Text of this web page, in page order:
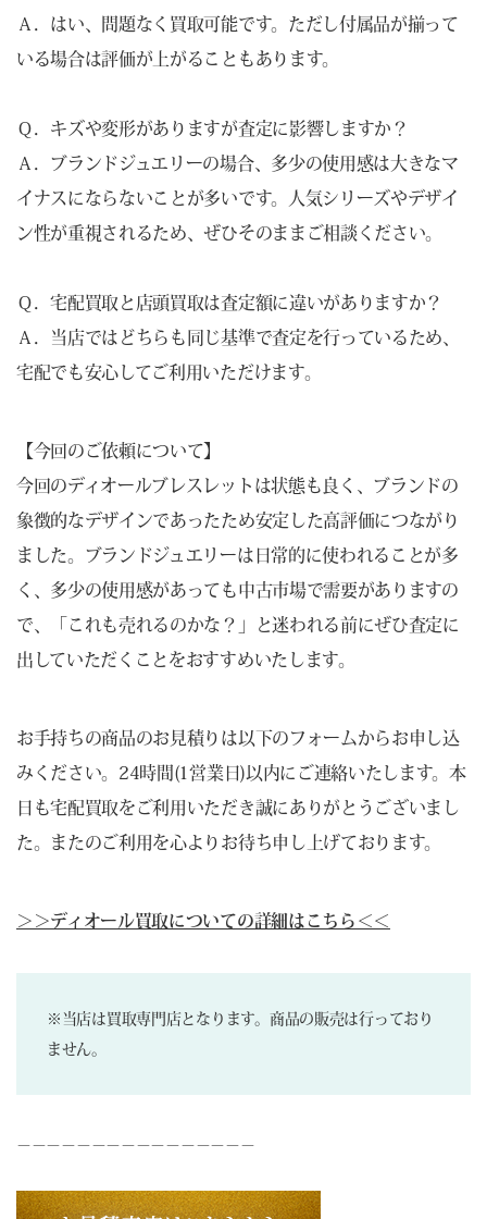
Ａ．はい、問題なく買取可能です。ただし付属品が揃って
いる場合は評価が上がることもあります。
Ｑ．キズや変形がありますが査定に影響しますか？
Ａ．ブランドジュエリーの場合、多少の使用感は大きなマ
イナスにならないことが多いです。人気シリーズやデザイ
ン性が重視されるため、ぜひそのままご相談ください。
Ｑ．宅配買取と店頭買取は査定額に違いがありますか？
Ａ．当店ではどちらも同じ基準で査定を行っているため、
宅配でも安心してご利用いただけます。
【今回のご依頼について】
今回のディオールブレスレットは状態も良く、ブランドの
象徴的なデザインであったため安定した高評価につながり
ました。ブランドジュエリーは日常的に使われることが多
く、多少の使用感があっても中古市場で需要がありますの
で、「これも売れるのかな？」と迷われる前にぜひ査定に
出していただくことをおすすめいたします。
お手持ちの商品のお見積りは以下のフォームからお申し込
みください。24時間(1営業日)以内にご連絡いたします。本
日も宅配買取をご利用いただき誠にありがとうございまし
た。またのご利用を心よりお待ち申し上げております。
＞＞ディオール買取についての詳細はこちら＜＜
※当店は買取専門店となります。商品の販売は行っており
ません。
－－－－－－－－－－－－－－－－